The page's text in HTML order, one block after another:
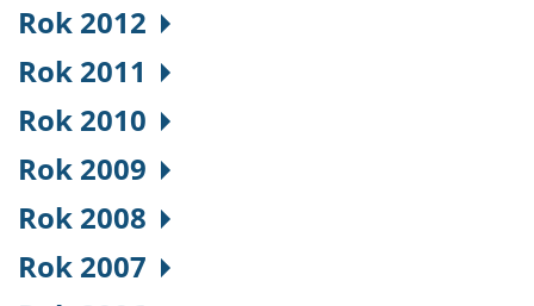
Rok 2012
Rok 2011
Rok 2010
Rok 2009
Rok 2008
Rok 2007